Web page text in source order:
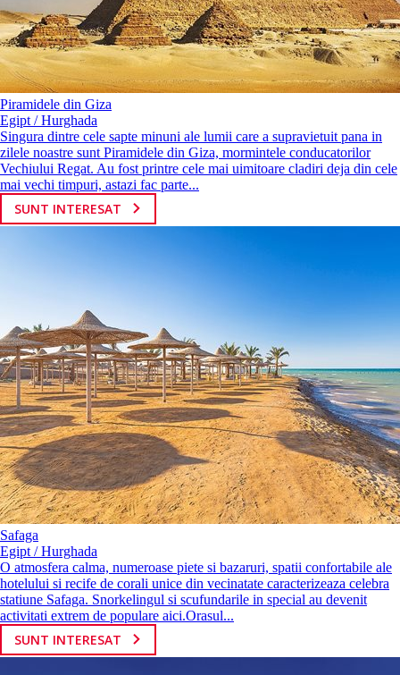
Piramidele din Giza
Egipt / Hurghada
Singura dintre cele sapte minuni ale lumii care a supravietuit pana in
zilele noastre sunt Piramidele din Giza, mormintele conducatorilor
Vechiului Regat. Au fost printre cele mai uimitoare cladiri deja din cele
mai vechi timpuri, astazi fac parte...
SUNT INTERESAT
Safaga
Egipt / Hurghada
O atmosfera calma, numeroase piete si bazaruri, spatii confortabile ale
hotelului si recife de corali unice din vecinatate caracterizeaza celebra
statiune Safaga. Snorkelingul si scufundarile in special au devenit
activitati extrem de populare aici.Orasul...
SUNT INTERESAT